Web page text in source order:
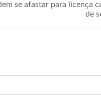
se afastar para licença
de